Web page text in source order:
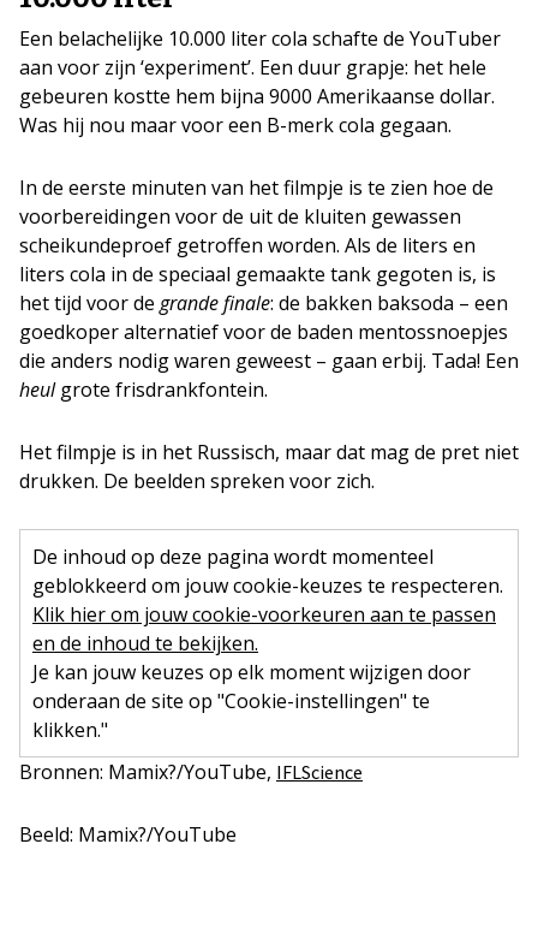
Een belachelijke 10.000 liter cola schafte de YouTuber
aan voor zijn ‘experiment’. Een duur grapje: het hele
gebeuren kostte hem bijna 9000 Amerikaanse dollar.
Was hij nou maar voor een B-merk cola gegaan.
In de eerste minuten van het filmpje is te zien hoe de
voorbereidingen voor de uit de kluiten gewassen
scheikundeproef getroffen worden. Als de liters en
liters cola in de speciaal gemaakte tank gegoten is, is
het tijd voor de grande finale: de bakken baksoda – een
goedkoper alternatief voor de baden mentossnoepjes
die anders nodig waren geweest – gaan erbij. Tada! Een
heulgrote frisdrankfontein.
Het filmpje is in het Russisch, maar dat mag de pret niet
drukken. De beelden spreken voor zich.
De inhoud op deze pagina wordt momenteel
geblokkeerd om jouw cookie-keuzes te respecteren.
Klik hier om jouw cookie-voorkeuren aan te passen
en de inhoud te bekijken.
Je kan jouw keuzes op elk moment wijzigen door
onderaan de site op "Cookie-instellingen" te
klikken."
Bronnen: Mamix?/YouTube, IFLScience
Beeld: Mamix?/YouTube